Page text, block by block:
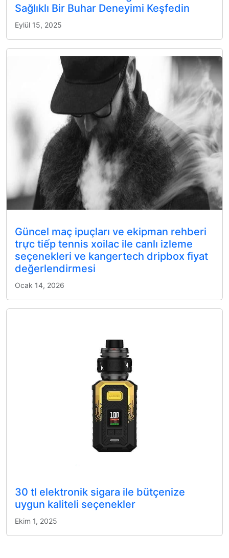
Sağlıklı Bir Buhar Deneyimi Keşfedin
Eylül 15, 2025
Güncel maç ipuçları ve ekipman rehberi
trực tiếp tennis xoilac ile canlı izleme
seçenekleri ve kangertech dripbox fiyat
değerlendirmesi
Ocak 14, 2026
30 tl elektronik sigara ile bütçenize
uygun kaliteli seçenekler
Ekim 1, 2025